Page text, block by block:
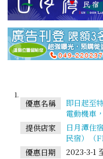
優惠名稱
即日起至
電動機車
提供店家
日月潭住
民宿）（
優惠日期
2023-3-1